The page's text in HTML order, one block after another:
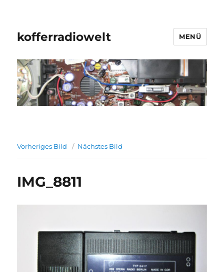
kofferradiowelt MENÜ
Vorheriges Bild Nächstes Bild
IMG_8811